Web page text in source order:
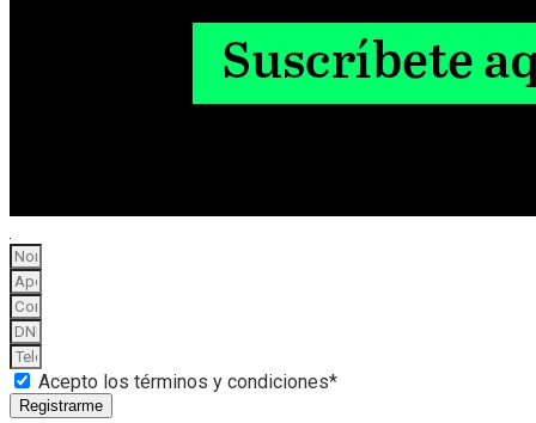
Acepto los términos y condiciones*
Registrarme